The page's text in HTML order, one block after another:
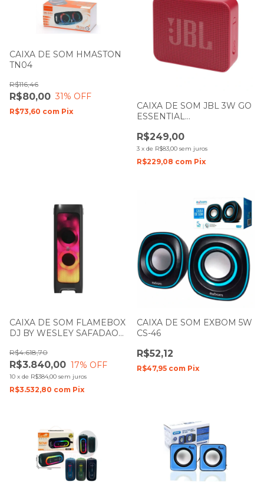
CAIXA DE SOM HMASTON
TN04
R$80,00
R$116,46
31% OFF
R$73,60 com Pix
CAIXA DE SOM JBL 3W GO
ESSENTIAL
VERMELHA COM BATERIA
R$249,00
3 x de R$83,00 sem juros
R$229,08 com Pix
CAIXA DE SOM FLAMEBOX
DJ BY WESLEY SAFADAO
R$3.840,00
R$4.618,70
17% OFF
10 x de R$384,00 sem juros
R$3.532,80 com Pix
CAIXA DE SOM EXBOM 5W
CS-46
R$52,12
R$47,95 com Pix